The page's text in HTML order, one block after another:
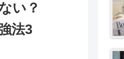
い？
法3